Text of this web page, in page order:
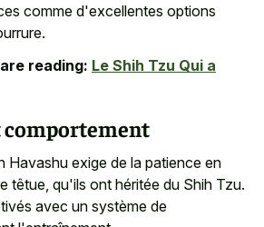
comme d'excellentes options
reading: Le Shih Tzu Qui a
Havashu exige de la patience en
têtue, qu'ils ont héritée du Shih Tzu.
avec un système de